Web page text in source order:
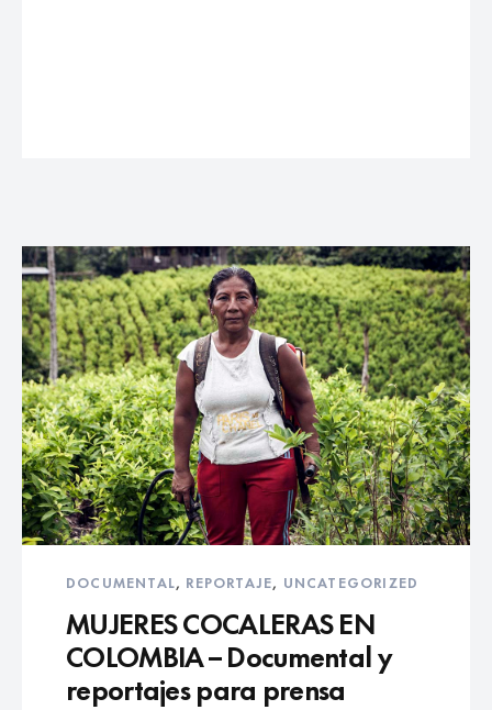
DOCUMENTAL, REPORTAJE, UNCATEGORIZED
MUJERES COCALERAS EN
COLOMBIA – Documental y
reportajes para prensa